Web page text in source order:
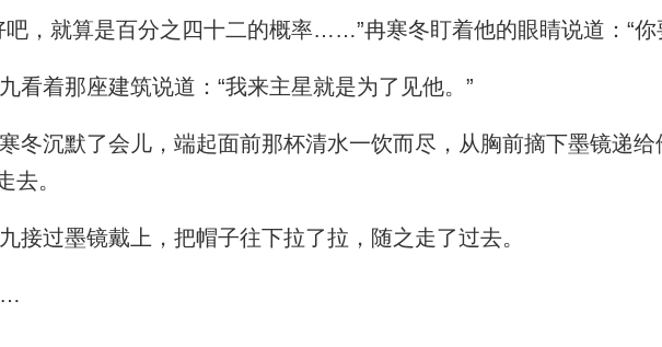
，就算是百分之四十二的概率……”冉寒冬盯着他的眼睛说道：“你
看着那座建筑说道：“我来主星就是为了见他。”
冬沉默了会儿，端起面前那杯清水一饮而尽，从胸前摘下墨镜递给
去。
接过墨镜戴上，把帽子往下拉了拉，随之走了过去。